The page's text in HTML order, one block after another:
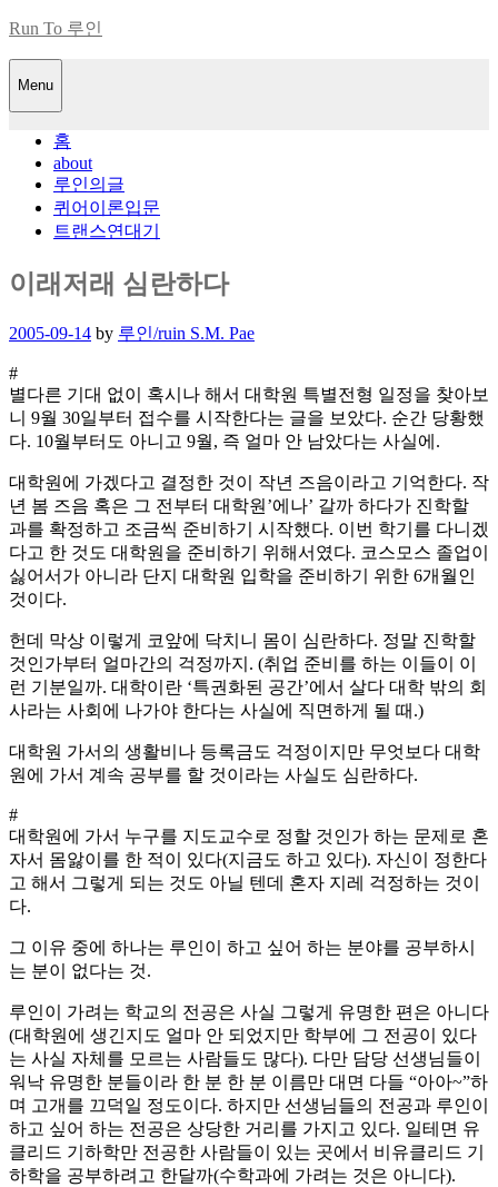
Skip
content
Run To 루인
Menu
홈
about
루인의글
퀴어이론입문
트랜스연대기
이래저래 심란하다
Posted
2005-09-14 by 루인/ruin S.M. Pae
#
별다른 기대 없이 혹시나 해서 대학원 특별전형 일정을 찾아보
니 9월 30일부터 접수를 시작한다는 글을 보았다. 순간 당황했
다. 10월부터도 아니고 9월, 즉 얼마 안 남았다는 사실에.
대학원에 가겠다고 결정한 것이 작년 즈음이라고 기억한다. 작
년 봄 즈음 혹은 그 전부터 대학원’에나’ 갈까 하다가 진학할
과를 확정하고 조금씩 준비하기 시작했다. 이번 학기를 다니겠
다고 한 것도 대학원을 준비하기 위해서였다. 코스모스 졸업이
싫어서가 아니라 단지 대학원 입학을 준비하기 위한 6개월인
것이다.
헌데 막상 이렇게 코앞에 닥치니 몸이 심란하다. 정말 진학할
것인가부터 얼마간의 걱정까지. (취업 준비를 하는 이들이 이
런 기분일까. 대학이란 ‘특권화된 공간’에서 살다 대학 밖의 회
사라는 사회에 나가야 한다는 사실에 직면하게 될 때.)
대학원 가서의 생활비나 등록금도 걱정이지만 무엇보다 대학
원에 가서 계속 공부를 할 것이라는 사실도 심란하다.
#
대학원에 가서 누구를 지도교수로 정할 것인가 하는 문제로 혼
자서 몸앓이를 한 적이 있다(지금도 하고 있다). 자신이 정한다
고 해서 그렇게 되는 것도 아닐 텐데 혼자 지레 걱정하는 것이
다.
그 이유 중에 하나는 루인이 하고 싶어 하는 분야를 공부하시
는 분이 없다는 것.
루인이 가려는 학교의 전공은 사실 그렇게 유명한 편은 아니다
(대학원에 생긴지도 얼마 안 되었지만 학부에 그 전공이 있다
는 사실 자체를 모르는 사람들도 많다). 다만 담당 선생님들이
워낙 유명한 분들이라 한 분 한 분 이름만 대면 다들 “아아~”하
며 고개를 끄덕일 정도이다. 하지만 선생님들의 전공과 루인이
하고 싶어 하는 전공은 상당한 거리를 가지고 있다. 일테면 유
클리드 기하학만 전공한 사람들이 있는 곳에서 비유클리드 기
하학을 공부하려고 한달까(수학과에 가려는 것은 아니다).